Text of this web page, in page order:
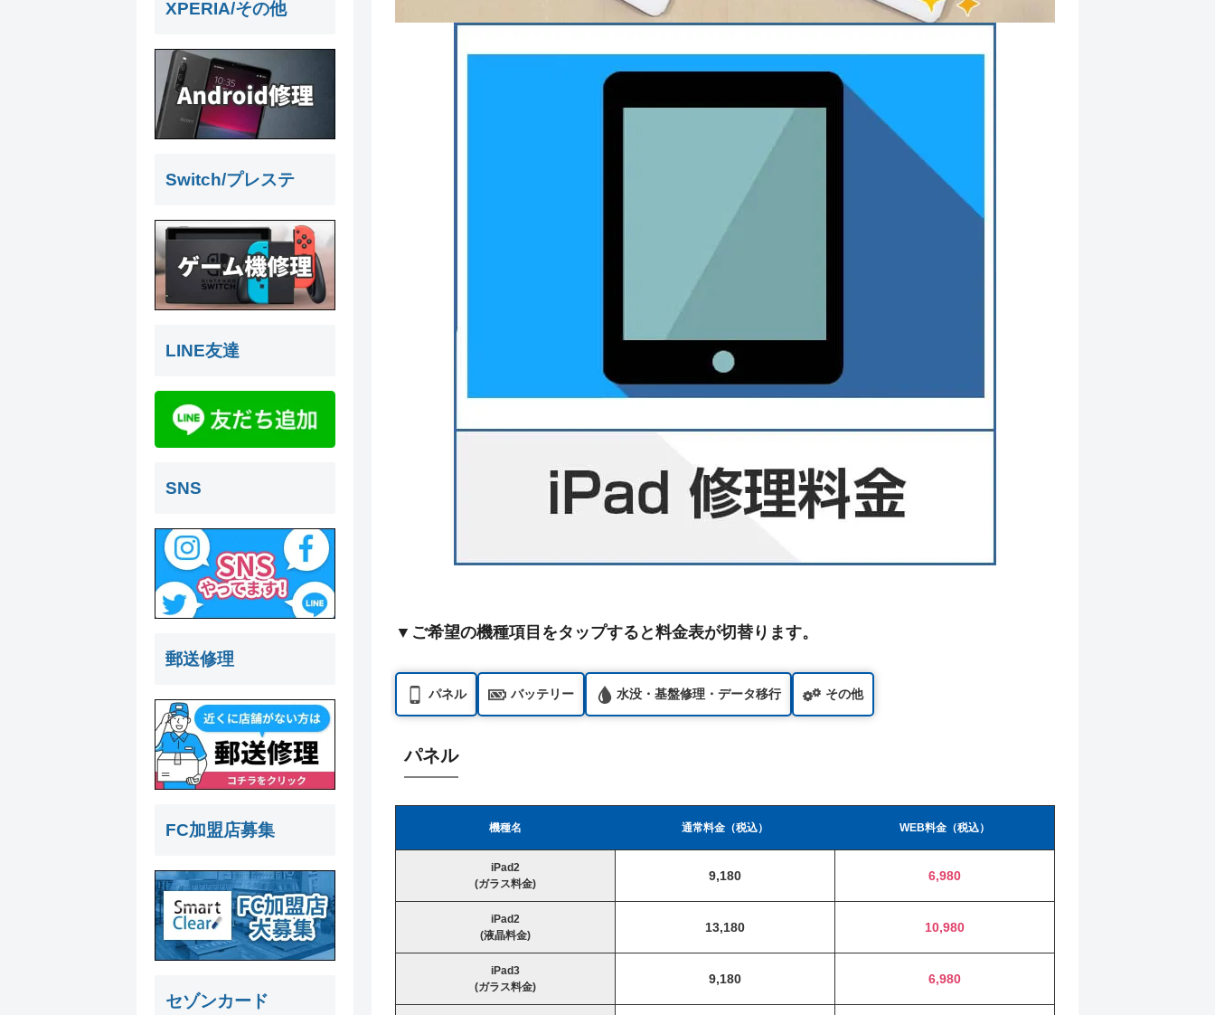
▼ご希望の機種項目をタップすると料金表が切替ります。
パネル バッテリー 水没・基盤修理・データ移行 その他
パネル
機種名 通常料金（税込） WEB料金（税込）
iPad2
(ガラス料金)
9,180 6,980
iPad2
(液晶料金)
13,180 10,980
iPad3
(ガラス料金)
9,180 6,980
XPERIA/その他
Switch/プレステ
LINE友達
SNS
郵送修理
FC加盟店募集
セゾンカード